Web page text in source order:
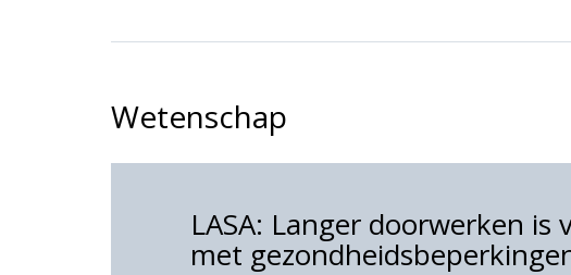
Wetenschap
LASA: Langer doorwerken is
met